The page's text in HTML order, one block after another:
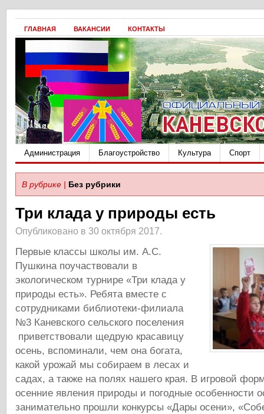
ГЛАВНАЯ ВАКАНСИИ КОНТАКТЫ
Администрация Благоустройство Культура Спорт
В рубрике | Без рубрики
Три клада у природы есть
Опубликовано в 30 октября 2017.
Первые классы школы им. А.С.
Пушкина поучаствовали в
экологическом турнире «Три клада у
природы есть». Ребята вместе с
сотрудниками библиотеки-филиала
№3 Каневского сельского поселения
приветствовали щедрую красавицу
осень, вспоминали, чем она богата,
какой урожай мы собираем в лесах и
садах, а также на полях нашего края. В игровой
осенние явления природы и погодные особенности
занимательно прошли конкурсы «Дары осени»,